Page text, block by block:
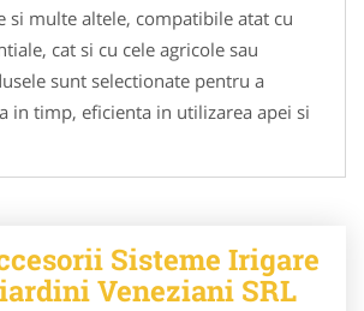
si multe altele, compatibile atat cu
cat si cu cele agricole sau
sunt selectionate pentru a
in timp, eficienta in utilizarea apei si
Sisteme Irigare
Veneziani SRL